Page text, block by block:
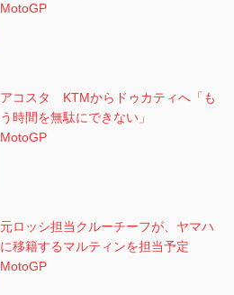
MotoGP
アコスタ KTMからドゥカティへ「も
う時間を無駄にできない」
MotoGP
元ロッシ担当クルーチーフが、ヤマハ
に移籍するマルティンを担当予定
MotoGP